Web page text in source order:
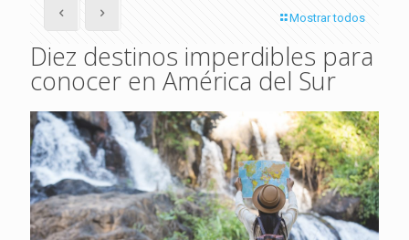
Mostrar todos
Diez destinos imperdibles para
conocer en América del Sur